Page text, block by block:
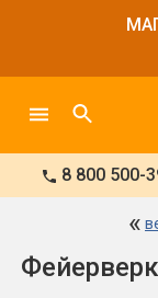
8 800 500-
«